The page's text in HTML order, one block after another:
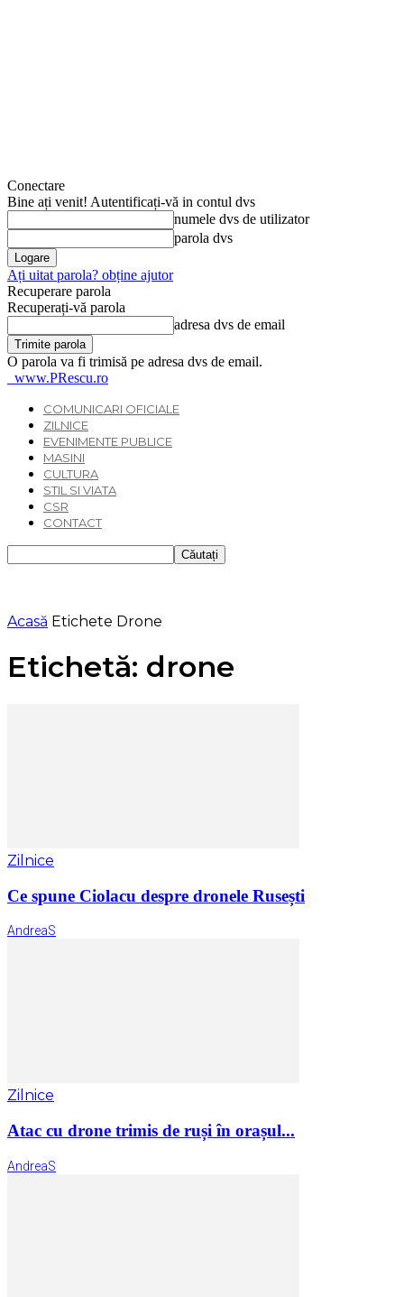
Conectare
Bine ați venit! Autentificați-vă in contul dvs
numele dvs de utilizator
parola dvs
Ați uitat parola? obține ajutor
Recuperare parola
Recuperați-vă parola
adresa dvs de email
O parola va fi trimisă pe adresa dvs de email.
www.PRescu.ro
COMUNICARI OFICIALE
ZILNICE
EVENIMENTE PUBLICE
MASINI
CULTURA
STIL SI VIATA
CSR
CONTACT
Acasă Etichete Drone
Etichetă: drone
Zilnice
Ce spune Ciolacu despre dronele Rusești
AndreaS
Zilnice
Atac cu drone trimis de ruși în orașul...
AndreaS